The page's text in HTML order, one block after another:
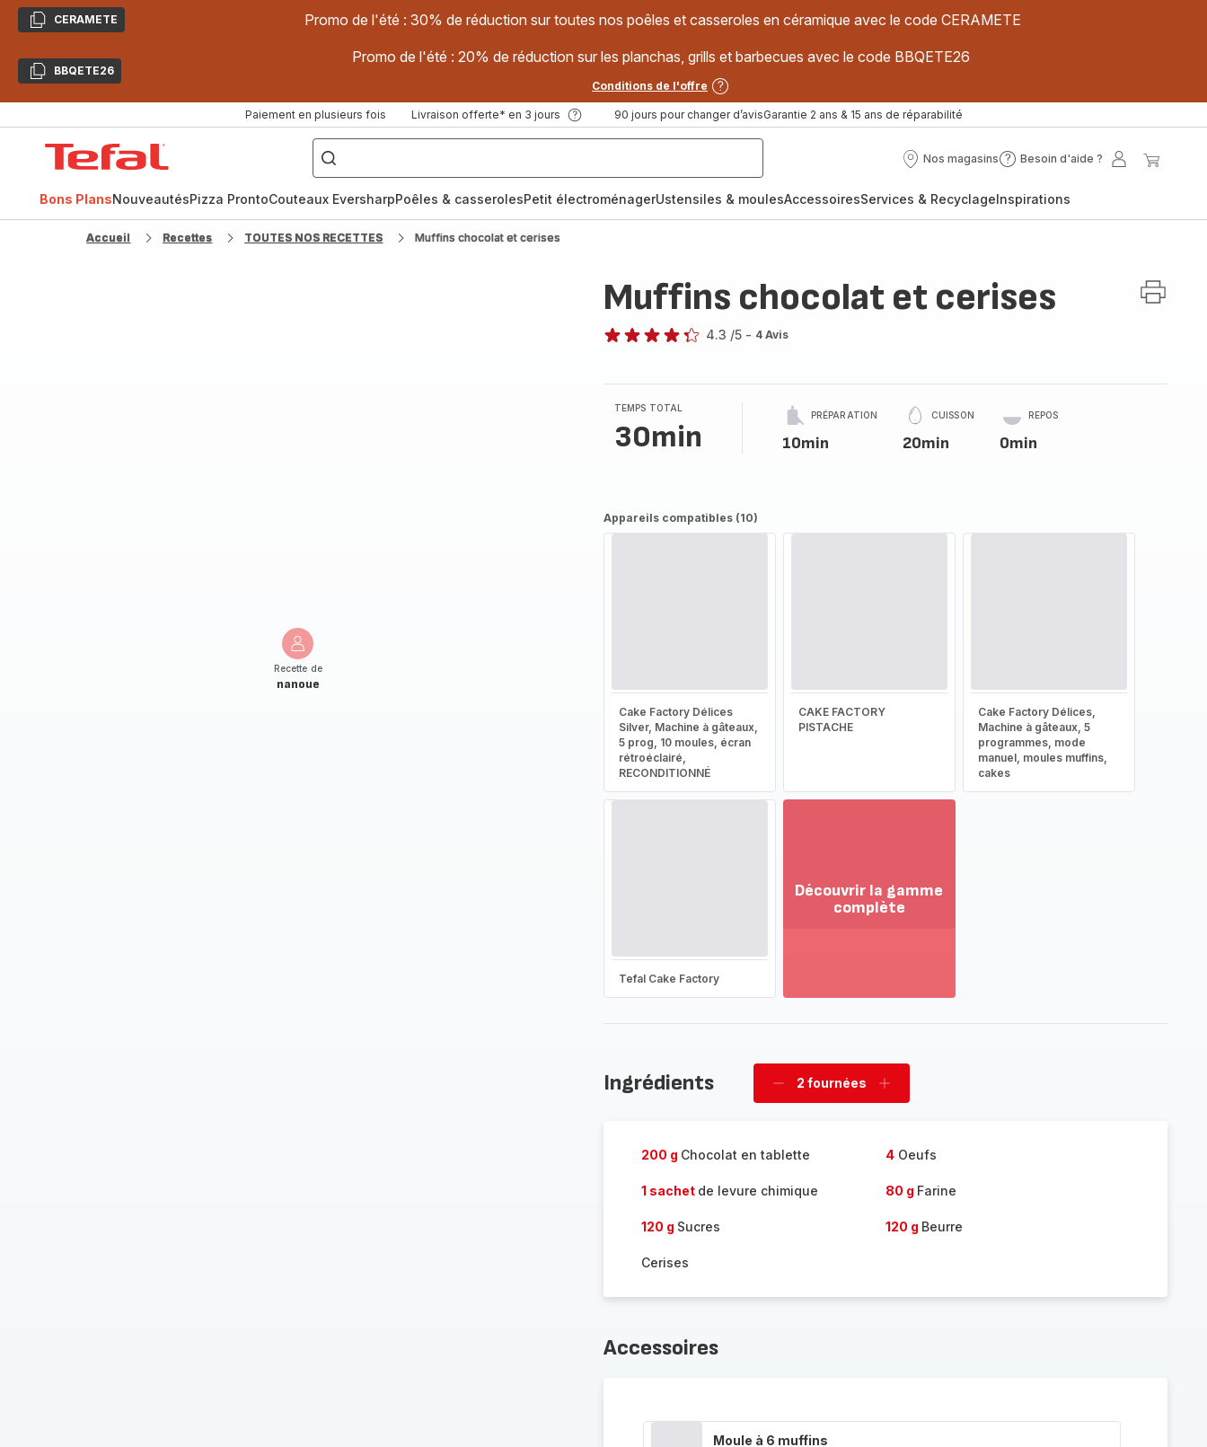
CopierCERAMETE Promo de l'été : 30% de réduction sur toutes nos poêles et casseroles en céramique avec le code CERAMETE
CopierBBQETE26
Promo de l'été : 20% de réduction sur les planchas, grills et barbecues avec le code BBQETE26
Conditions de l'offre
Paiement en plusieurs fois Livraison offerte* en 3 jours 90 jours pour changer d’avisGarantie 2 ans & 15 ans de réparabilité
["Poêles
inox,
Cake
Factory,
Nos magasins
Nos
Besoin d'aide ?
Besoin
?
Mon
Bons PlansNouveautésPizza ProntoCouteaux EversharpPoêles & casserolesPetit électroménagerUstensiles & moulesAccessoiresServices & RecyclageInspirations
Accueil Recettes TOUTES NOS RECETTES Muffins chocolat et cerises
Recette de
nanoue
Muffins chocolat et cerises
4.3 /5 - 4 Avis
TEMPS TOTAL
30min
PRÉPARATION
10min
CUISSON
20min
REPOS
0min
Appareils compatibles (10)
Cake Factory Délices
Silver, Machine à gâteaux,
5 prog, 10 moules, écran
rétroéclairé,
RECONDITIONNÉ
CAKE FACTORY
PISTACHE
Cake Factory Délices,
Machine à gâteaux, 5
programmes, mode
manuel, moules muffins,
cakes
Tefal Cake Factory
Découvrir la gamme
complète
la
Ingrédients
Supprimer
2 fournées
Ajouter
200 g Chocolat en tablette 4Oeufs
1 sachet de levure chimique 80 g Farine
120 g Sucres 120 g Beurre
Cerises
Accessoires
Moule à 6 muffins